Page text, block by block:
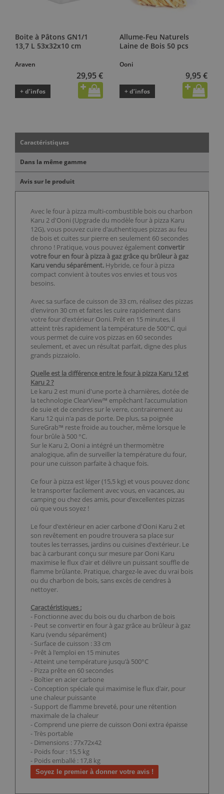
Boite à Pâtons GN1/1
13,7 L 53x32x10 cm
Araven
29,95 €
+ d’infos
Allume-Feu Naturels
Laine de Bois 50 pcs
Ooni
9,95 €
+ d’infos
Caractéristiques
Dans la même gamme
Avis sur le produit
Avec le four à pizza multi-combustible bois ou charbon
Karu 2 d'Ooni (Upgrade du modèle four à pizza Karu
12G), vous pouvez cuire d'authentiques pizzas au feu
de bois et cuites sur pierre en seulement 60 secondes
chrono ! Pratique, vous pouvez également convertir
votre four en four à pizza à gaz grâce qu brûleur à gaz
Karu vendu séparément. Hybride, ce four à pizza
compact convient à toutes vos envies et tous vos
besoins.
Avec sa surface de cuisson de 33 cm, réalisez des pizzas
d'environ 30 cm et faites les cuire rapidement dans
votre four d'extérieur Ooni. Prêt en 15 minutes, il
atteint très rapidement la température de 500°C, qui
vous permet de cuire vos pizzas en 60 secondes
seulement, et avec un résultat parfait, digne des plus
grands pizzaiolo.
Quelle est la différence entre le four à pizza Karu 12 et
Karu 2 ?
Le karu 2 est muni d'une porte à charnières, dotée de
la technologie ClearView™ empêchant l'accumulation
de suie et de cendres sur le verre, contrairement au
Karu 12 qui n'a pas de porte. De plus, sa poignée
SureGrab™ reste froide au toucher, même lorsque le
four brûle à 500 °C.
Sur le Karu 2, Ooni a intégré un thermomètre
analogique, afin de surveiller la température du four,
pour une cuisson parfaite à chaque fois.
Ce four à pizza est léger (15,5 kg) et vous pouvez donc
le transporter facilement avec vous, en vacances, au
camping ou chez des amis, pour d'excellentes pizzas
où que vous soyez !
Le four d'extérieur en acier carbone d'Ooni Karu 2 et
son revêtement en poudre trouvera sa place sur
toutes les terrasses, jardins ou cuisines d'extérieur. Le
bac à carburant conçu sur mesure par Ooni Karu
maximise le flux d'air et délivre un puissant souffle de
flamme brûlante. Pratique, chargez-le avec du vrai bois
ou du charbon de bois, sans excès de cendres à
nettoyer.
Caractéristiques :
- Fonctionne avec du bois ou du charbon de bois
- Peut se convertir en four à gaz grâce au brûleur à gaz
Karu (vendu séparément)
- Surface de cuisson : 33 cm
- Prêt à l'emploi en 15 minutes
- Atteint une température jusqu'à 500°C
- Pizza prête en 60 secondes
- Boîtier en acier carbone
- Conception spéciale qui maximise le flux d'air, pour
une chaleur puissante
- Support de flamme breveté, pour une rétention
maximale de la chaleur
- Comprend une pierre de cuisson Ooni extra épaisse
- Très portable
- Dimensions : 77x72x42
- Poids four : 15,5 kg
- Poids emballé : 17,8 kg
Soyez le premier à donner votre avis !